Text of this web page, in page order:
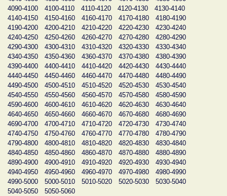
4090-4100
4100-4110 4110-4120 4120-4130
4130-4140
4140-4150
4150-4160 4160-4170 4170-4180
4180-4190
4190-4200
4200-4210 4210-4220 4220-4230
4230-4240
4240-4250
4250-4260 4260-4270 4270-4280
4280-4290
4290-4300
4300-4310 4310-4320 4320-4330
4330-4340
4340-4350
4350-4360 4360-4370 4370-4380
4380-4390
4390-4400
4400-4410 4410-4420 4420-4430
4430-4440
4440-4450
4450-4460 4460-4470 4470-4480
4480-4490
4490-4500
4500-4510 4510-4520 4520-4530
4530-4540
4540-4550
4550-4560 4560-4570 4570-4580
4580-4590
4590-4600
4600-4610 4610-4620 4620-4630
4630-4640
4640-4650
4650-4660 4660-4670 4670-4680
4680-4690
4690-4700
4700-4710 4710-4720 4720-4730
4730-4740
4740-4750
4750-4760 4760-4770 4770-4780
4780-4790
4790-4800
4800-4810 4810-4820 4820-4830
4830-4840
4840-4850
4850-4860 4860-4870 4870-4880
4880-4890
4890-4900
4900-4910 4910-4920 4920-4930
4930-4940
4940-4950
4950-4960 4960-4970 4970-4980
4980-4990
4990-5000
5000-5010 5010-5020 5020-5030
5030-5040
5040-5050
5050-5060